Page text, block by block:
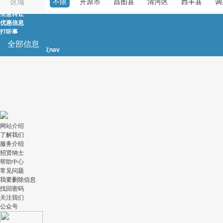
房屋租售
生意转让
优惠信息
打听事
农林牧渔
自定义nav |自定义nav
区域
全部信息
网站介绍
了解我们
服务介绍
招贤纳士
帮助中心
常见问题
我要删除信息
找回密码
关注我们
公众号